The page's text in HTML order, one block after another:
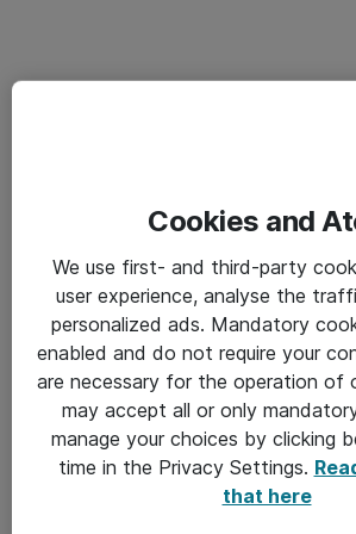
Cookies and
We use first- and third-party
user experience, analyse the
personalized ads. Mandatory
enabled and do not require your
are necessary for the operation of
may accept all or only
manage your choices by clicking
time in the Privacy Settings.
that here